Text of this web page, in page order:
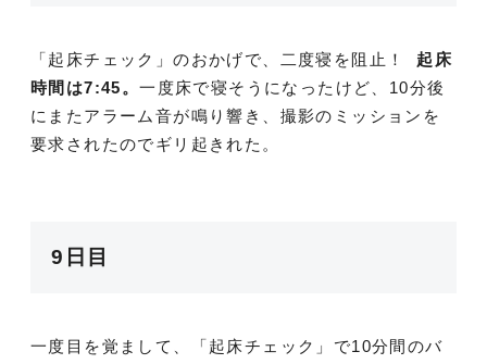
「起床チェック」のおかげで、二度寝を阻止！ 起床
時間は7:45。一度床で寝そうになったけど、10分後
にまたアラーム音が鳴り響き、撮影のミッションを
要求されたのでギリ起きれた。
9日目
一度目を覚まして、「起床チェック」で10分間のバ